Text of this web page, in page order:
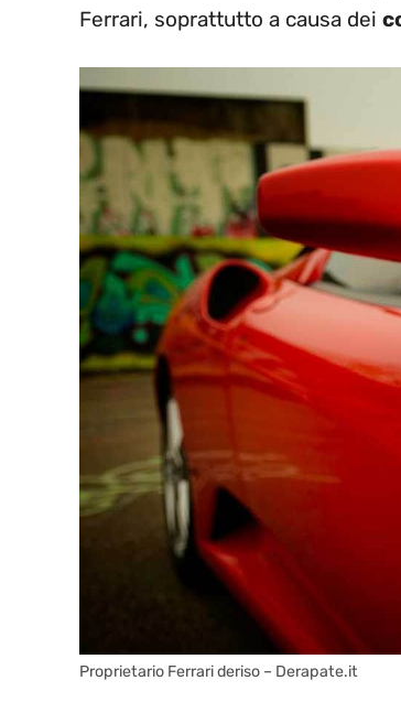
Ferrari, soprattutto a causa dei
Proprietario Ferrari deriso – Derapate.it